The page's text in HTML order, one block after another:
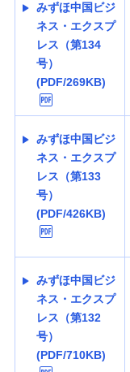
みずほ中国ビジ
ネス・エクスプ
レス（第134
号）
(PDF/269KB)
みずほ中国ビジ
ネス・エクスプ
レス（第133
号）
(PDF/426KB)
みずほ中国ビジ
ネス・エクスプ
レス（第132
号）
(PDF/710KB)